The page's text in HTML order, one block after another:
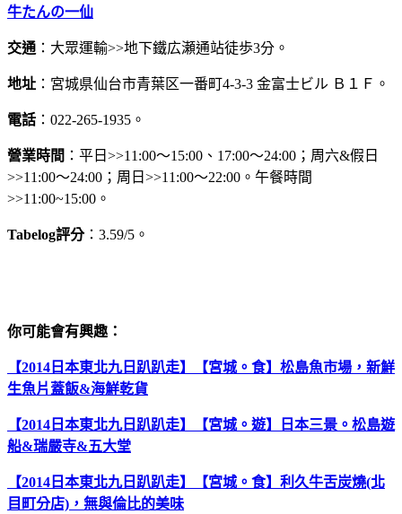
牛たんの一仙
交通 ：大眾運輸>>地下鐵広瀬通站徒歩3分。
地址 ：宮城県仙台市青葉区一番町4-3-3 金富士ビル Ｂ１Ｆ。
電話 ：022-265-1935。
營業時間 ：平日>>11:00～15:00、17:00～24:00；周六&假日
>>11:00～24:00；周日>>11:00～22:00。午餐時間
>>11:00~15:00。
Tabelog評分：3.59/5。
你可能會有興趣：
【2014日本東北九日趴趴走】【宮城。食】松島魚市場，新鮮
生魚片蓋飯&海鮮乾貨
【2014日本東北九日趴趴走】【宮城。遊】日本三景。松島遊
船&瑞嚴寺&五大堂
【2014日本東北九日趴趴走】【宮城。食】利久牛舌炭燒(北
目町分店)，無與倫比的美味